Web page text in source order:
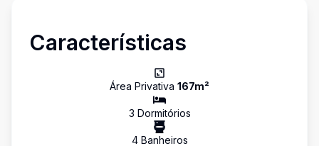
Características
Área Privativa 167m²
3 Dormitórios
4Banheiros